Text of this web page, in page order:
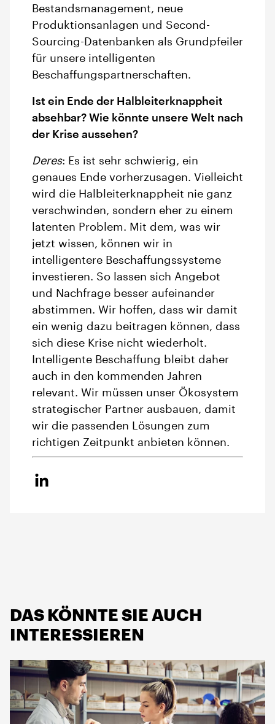
Bestandsmanagement, neue
Produktionsanlagen und Second-
Sourcing-Datenbanken als Grundpfeiler
für unsere intelligenten
Beschaffungspartnerschaften.
Ist ein Ende der Halbleiterknappheit
absehbar? Wie könnte unsere Welt nach
der Krise aussehen?
Deres: Es ist sehr schwierig, ein
genaues Ende vorherzusagen. Vielleicht
wird die Halbleiterknappheit nie ganz
verschwinden, sondern eher zu einem
latenten Problem. Mit dem, was wir
jetzt wissen, können wir in
intelligentere Beschaffungssysteme
investieren. So lassen sich Angebot
und Nachfrage besser aufeinander
abstimmen. Wir hoffen, dass wir damit
ein wenig dazu beitragen können, dass
sich diese Krise nicht wiederholt.
Intelligente Beschaffung bleibt daher
auch in den kommenden Jahren
relevant. Wir müssen unser Ökosystem
strategischer Partner ausbauen, damit
wir die passenden Lösungen zum
richtigen Zeitpunkt anbieten können.
DAS KÖNNTE SIE AUCH
INTERESSIEREN